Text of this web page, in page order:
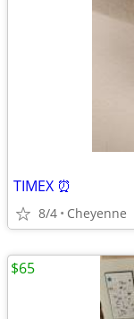
TIMEX ⏰️
8/4 Cheyenne
$65